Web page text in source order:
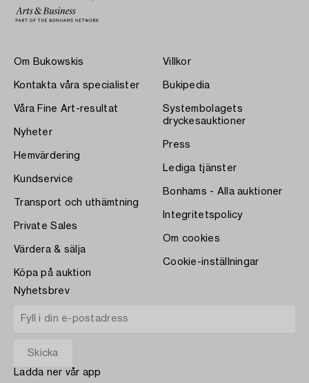
Om Bukowskis
Kontakta våra specialister
Våra Fine Art-resultat
Nyheter
Hemvärdering
Kundservice
Transport och uthämtning
Private Sales
Värdera & sälja
Köpa på auktion
Villkor
Bukipedia
Systembolagets
dryckesauktioner
Press
Lediga tjänster
Bonhams - Alla auktioner
Integritetspolicy
Om cookies
Cookie-inställningar
Nyhetsbrev
Ladda ner vår app